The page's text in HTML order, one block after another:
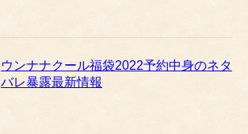
ウンナナクール福袋2022予約中身のネタ
バレ暴露最新情報